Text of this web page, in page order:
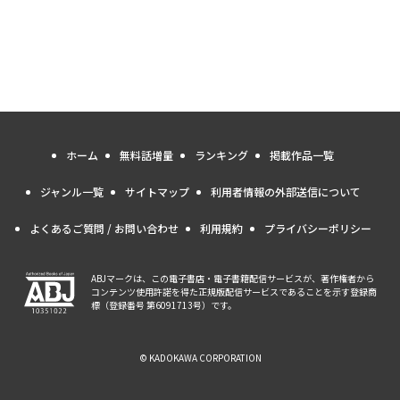
ホーム 無料話増量 ランキング 掲載作品一覧
ジャンル一覧 サイトマップ 利用者情報の外部送信について
よくあるご質問 / お問い合わせ 利用規約 プライバシーポリシー
ABJマークは、この電子書店・電子書籍配信サービスが、著作権者から
コンテンツ使用許諾を得た正規版配信サービスであることを示す登録商
標（登録番号 第6091713号）です。
© KADOKAWA CORPORATION